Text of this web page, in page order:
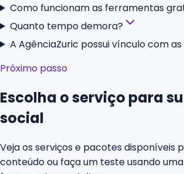
Como funcionam as ferramentas
Quanto tempo demora?
A AgênciaZuric possui vínculo com
Próximo passo
Escolha o serviço para
social
Veja os serviços e pacotes disponíveis
conteúdo ou faça um teste usando